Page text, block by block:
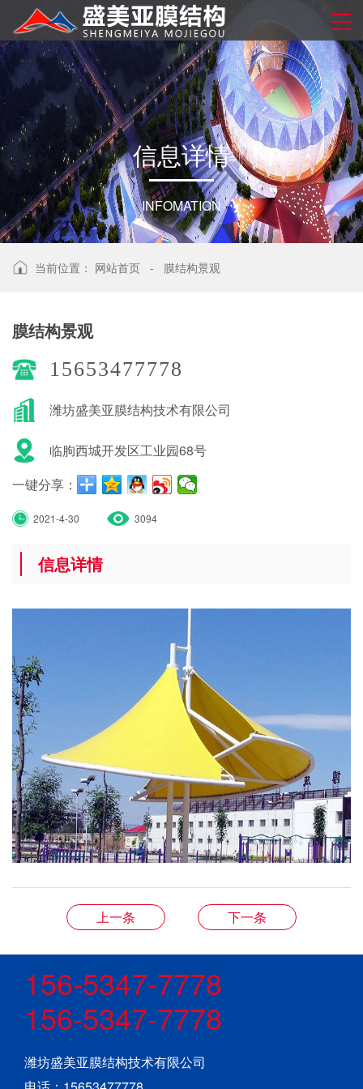
信息详情
INFOMATION
当前位置： 网站首页 - 膜结构景观
膜结构景观
15653477778
潍坊盛美亚膜结构技术有限公司
临朐西城开发区工业园68号
一键分享：
2021-4-30 3094
信息详情
上一条 下一条
156-5347-7778
156-5347-7778
潍坊盛美亚膜结构技术有限公司